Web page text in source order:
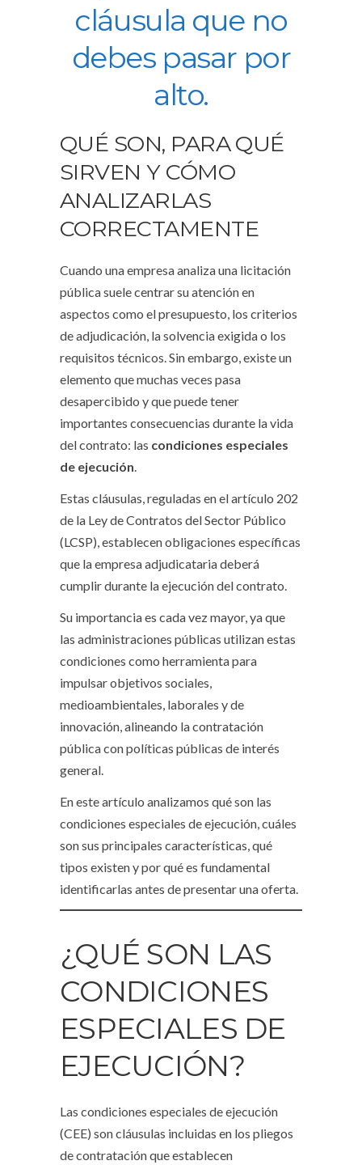
cláusula que no
debes pasar por
alto.
QUÉ SON, PARA QUÉ
SIRVEN Y CÓMO
ANALIZARLAS
CORRECTAMENTE
Cuando una empresa analiza una licitación
pública suele centrar su atención en
aspectos como el presupuesto, los criterios
de adjudicación, la solvencia exigida o los
requisitos técnicos. Sin embargo, existe un
elemento que muchas veces pasa
desapercibido y que puede tener
importantes consecuencias durante la vida
del contrato: las condiciones especiales
de ejecución.
Estas cláusulas, reguladas en el artículo 202
de la Ley de Contratos del Sector Público
(LCSP), establecen obligaciones específicas
que la empresa adjudicataria deberá
cumplir durante la ejecución del contrato.
Su importancia es cada vez mayor, ya que
las administraciones públicas utilizan estas
condiciones como herramienta para
impulsar objetivos sociales,
medioambientales, laborales y de
innovación, alineando la contratación
pública con políticas públicas de interés
general.
En este artículo analizamos qué son las
condiciones especiales de ejecución, cuáles
son sus principales características, qué
tipos existen y por qué es fundamental
identificarlas antes de presentar una oferta.
¿QUÉ SON LAS
CONDICIONES
ESPECIALES DE
EJECUCIÓN?
Las condiciones especiales de ejecución
(CEE) son cláusulas incluidas en los pliegos
de contratación que establecen